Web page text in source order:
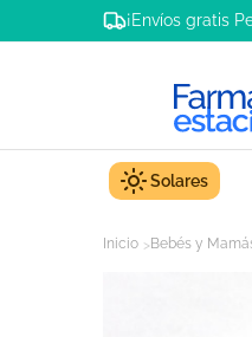
¡Envíos gratis
Solares
Inicio Bebés y